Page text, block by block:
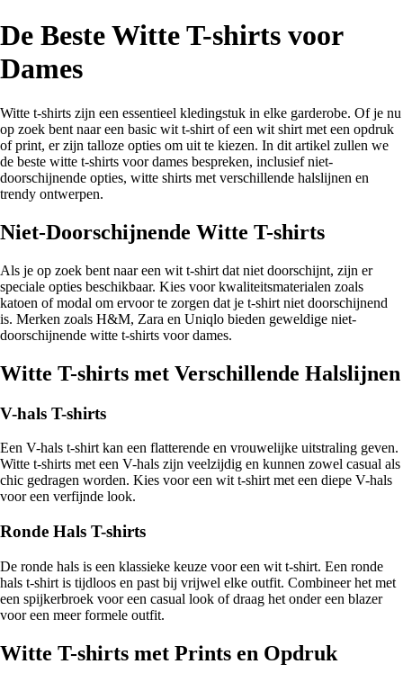
De Beste Witte T-shirts voor
Dames
Witte t-shirts zijn een essentieel kledingstuk in elke garderobe. Of je nu
op zoek bent naar een basic wit t-shirt of een wit shirt met een opdruk
of print, er zijn talloze opties om uit te kiezen. In dit artikel zullen we
de beste witte t-shirts voor dames bespreken, inclusief niet-
doorschijnende opties, witte shirts met verschillende halslijnen en
trendy ontwerpen.
Niet-Doorschijnende Witte T-shirts
Als je op zoek bent naar een wit t-shirt dat niet doorschijnt, zijn er
speciale opties beschikbaar. Kies voor kwaliteitsmaterialen zoals
katoen of modal om ervoor te zorgen dat je t-shirt niet doorschijnend
is. Merken zoals H&M, Zara en Uniqlo bieden geweldige niet-
doorschijnende witte t-shirts voor dames.
Witte T-shirts met Verschillende Halslijnen
V-hals T-shirts
Een V-hals t-shirt kan een flatterende en vrouwelijke uitstraling geven.
Witte t-shirts met een V-hals zijn veelzijdig en kunnen zowel casual als
chic gedragen worden. Kies voor een wit t-shirt met een diepe V-hals
voor een verfijnde look.
Ronde Hals T-shirts
De ronde hals is een klassieke keuze voor een wit t-shirt. Een ronde
hals t-shirt is tijdloos en past bij vrijwel elke outfit. Combineer het met
een spijkerbroek voor een casual look of draag het onder een blazer
voor een meer formele outfit.
Witte T-shirts met Prints en Opdruk